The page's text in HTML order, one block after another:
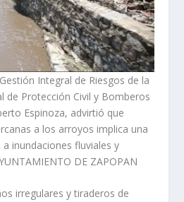
Integral de Riesgos de la
de Protección Civil y Bomberos
Espinoza, advirtió que
a los arroyos implica una
inundaciones fluviales y
DE ZAPOPAN
irregulares y tiraderos de